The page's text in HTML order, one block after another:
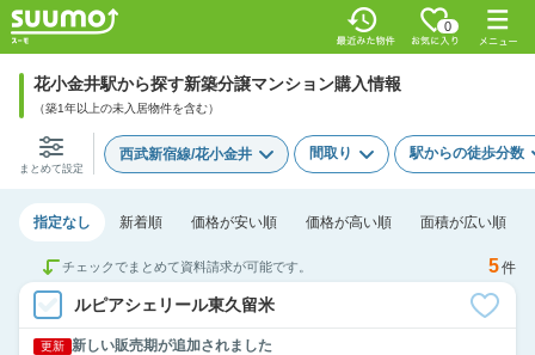
0
花小金井駅から探す新築分譲マンション購入情報
（築1年以上の未入居物件を含む）
まとめて設定
西武新宿線/花小金井 間取り 駅からの徒歩分数
指定なし 新着順 価格が安い順 価格が高い順 面積が広い順
チェックでまとめて資料請求が可能です。 5件
ルピアシェリール東久留米
更新 新しい販売期が追加されました